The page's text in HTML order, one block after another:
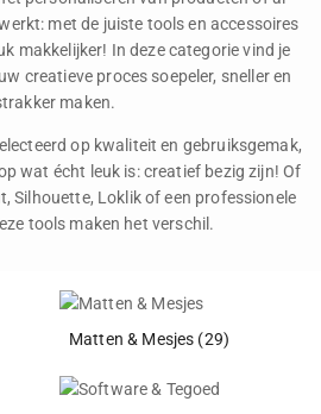
met de juiste tools en accessoires
makkelijker! In deze categorie vind je
creatieve proces soepeler, sneller en
maken.
op kwaliteit en gebruiksgemak,
wat écht leuk is: creatief bezig zijn! Of
Silhouette, Loklik of een professionele
tools maken het verschil.
Matten & Mesjes (29)